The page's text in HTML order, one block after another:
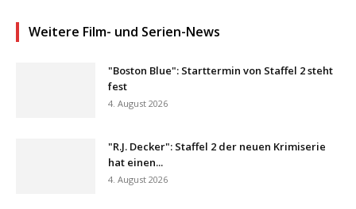
Weitere Film- und Serien-News
"Boston Blue": Starttermin von Staffel 2 steht
fest
4. August 2026
"R.J. Decker": Staffel 2 der neuen Krimiserie
hat einen...
4. August 2026